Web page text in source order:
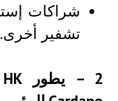
شراكات
تشفير أخرى.